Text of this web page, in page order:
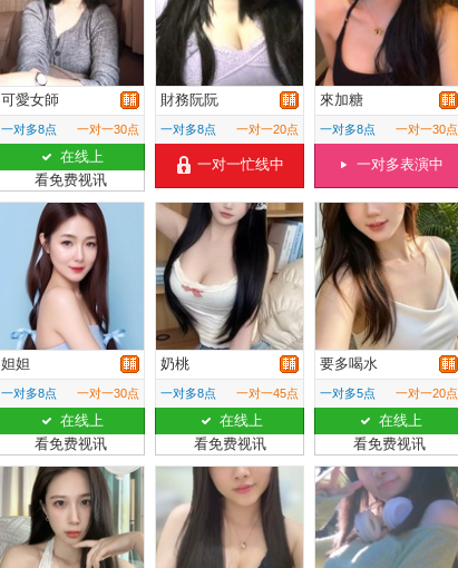
可愛女師
一对多8点 一对一30点
在线上
看免费视讯
財務阮阮
一对多8点 一对一20点
一对一忙线中
來加糖
一对多8点 一对一30点
一对多表演中
妲妲
一对多8点 一对一30点
在线上
看免费视讯
奶桃
一对多8点 一对一45点
在线上
看免费视讯
要多喝水
一对多5点 一对一20点
在线上
看免费视讯